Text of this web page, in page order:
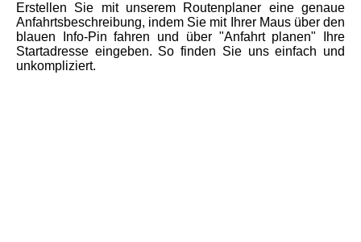
Erstellen Sie mit unserem Routenplaner eine genaue
Anfahrtsbeschreibung, indem Sie mit Ihrer Maus über den
blauen Info-Pin fahren und über "Anfahrt planen" Ihre
Startadresse eingeben. So finden Sie uns einfach und
unkompliziert.